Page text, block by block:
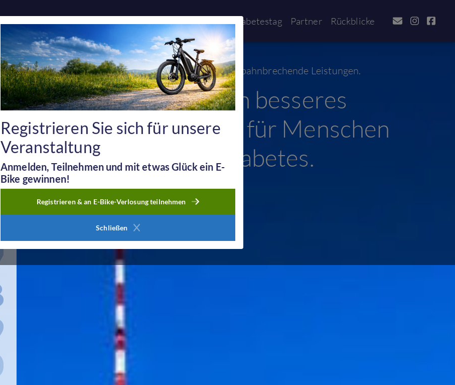
Weltdiabetestag Partner Rückblicke
Registrieren Sie sich für unsere
Veranstaltung
Anmelden, Teilnehmen und mit etwas Glück ein E-
Bike gewinnen!
Registrieren & an E-Bike-Verlosung teilnehmen
Schließen
Wir würdigen bahnbrechende Leistungen.
Für ein besseres
Leben für Menschen
mit Diabetes.